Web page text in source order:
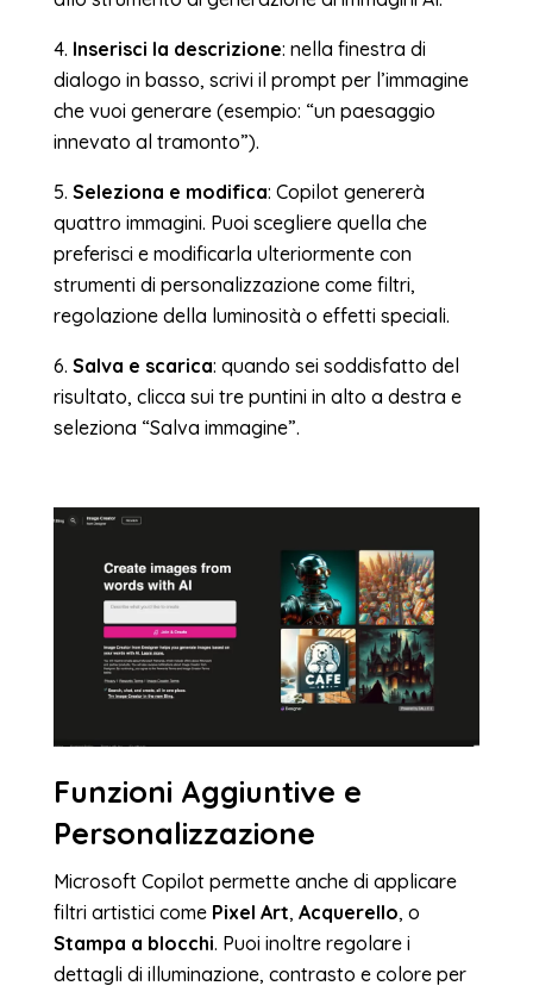
4. Inserisci la descrizione: nella finestra di
dialogo in basso, scrivi il prompt per l’immagine
che vuoi generare (esempio: “un paesaggio
innevato al tramonto”).
5. Seleziona e modifica: Copilot genererà
quattro immagini. Puoi scegliere quella che
preferisci e modificarla ulteriormente con
strumenti di personalizzazione come filtri,
regolazione della luminosità o effetti speciali.
6. Salva e scarica: quando sei soddisfatto del
risultato, clicca sui tre puntini in alto a destra e
seleziona “Salva immagine”.
Funzioni Aggiuntive e
Personalizzazione
Microsoft Copilot permette anche di applicare
filtri artistici come Pixel Art, Acquerello, o
Stampa a blocchi. Puoi inoltre regolare i
dettagli di illuminazione, contrasto e colore per